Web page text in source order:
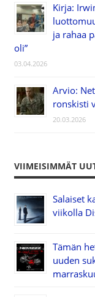
Kirja:
ja rahaa
oli”
03.04.2026
Arvio:
ronskisti
20.03.2026
VIIMEISIMMÄT
Salaiset
viikolla
Tämän
uuden